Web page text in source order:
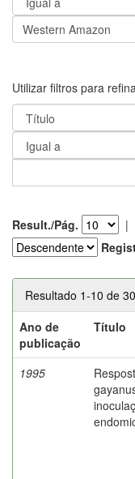
Utilizar filtros para
Result./Pág. |
Resultado 1-10 de
Ano de
publicação
Título
1995